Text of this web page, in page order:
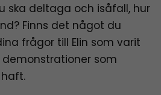
ska deltaga och isåfall, hur
Finns det något du
frågor till Elin som varit
som